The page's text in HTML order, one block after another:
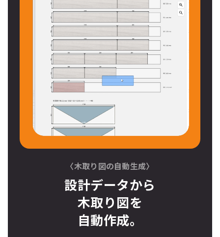
〈木取り図の自動生成〉
設計データから
木取り図を
自動作成。